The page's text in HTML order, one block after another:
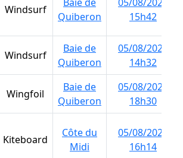
Windsurf
Quiberon
15h42
Windsurf
Baie de
Quiberon
05/08/2026
14h32
Wingfoil
Baie de
Quiberon
05/08/2026
18h30
Kiteboard
Côte du
Midi
05/08/2026
16h14
Windsurf
Quiberon
15h42
Windsurf
Baie de
Quiberon
05/08/2026
14h32
Wingfoil
Baie de
Quiberon
05/08/2026
18h30
Kiteboard
Côte du
Midi
05/08/2026
16h14